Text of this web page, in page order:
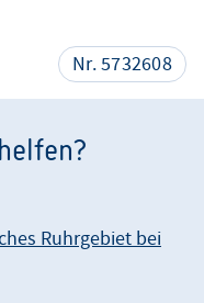
Nr. 5732608
Ruhrgebiet bei